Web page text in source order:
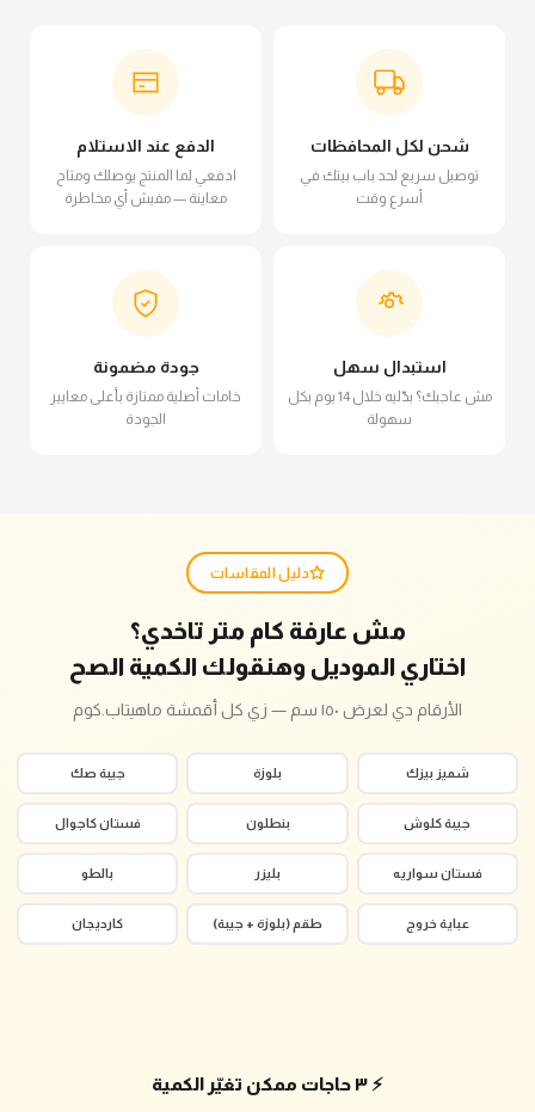
شحن لكل المحافظات
توصيل سريع لحد باب بيتك في
أسرع وقت
الدفع عند الاستلام
ادفعي لما المنتج يوصلك ومتاح
معاينة — مفيش أي مخاطرة
استبدال سهل
مش عاجبك؟ بدّليه خلال 14 يوم بكل
سهولة
جودة مضمونة
خامات أصلية ممتازة بأعلى معايير
الجودة
دليل المقاسات
مش عارفة كام متر تاخدي؟
اختاري الموديل وهنقولك الكمية الصح
الأرقام دي لعرض ١٥٠ سم — زي كل أقمشة ماهيتاب.كوم
شميز بيزك بلوزة جيبة صك
جيبة كلوش بنطلون فستان كاجوال
فستان سواريه بليزر بالطو
عباية خروج طقم (بلوزة + جيبة) كارديجان
⚡ ٣ حاجات ممكن تغيّر الكمية